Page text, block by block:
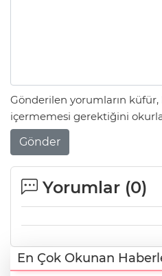
Gönderilen yorumların
içermemesi gerektiğini
Gönder
Yorumlar (0)
En Çok Okunan